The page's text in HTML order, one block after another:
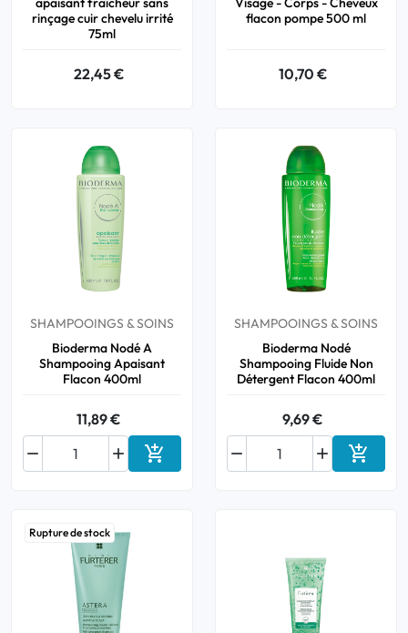
rinçage cuir chevelu irrité
75ml
22,45 €
flacon pompe 500 ml
10,70 €
SHAMPOOINGS & SOINS
Bioderma Nodé A
Shampooing Apaisant
Flacon 400ml
11,89 €

 Ajouter au panier
SHAMPOOINGS & SOINS
Bioderma Nodé
Shampooing Fluide Non
Détergent Flacon 400ml
9,69 €

 
Rupture de stock